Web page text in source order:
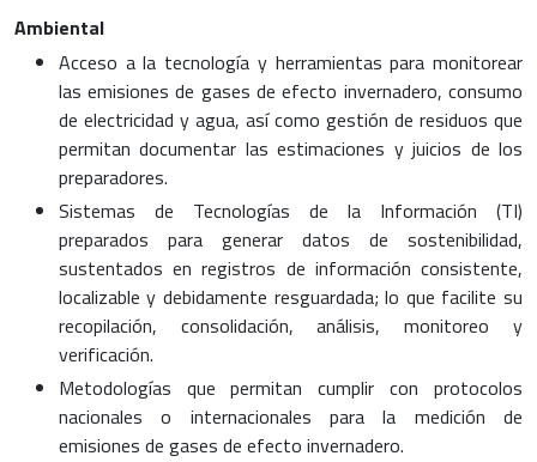
Ambiental
Acceso a la tecnología y herramientas para monitorear
las emisiones de gases de efecto invernadero, consumo
de electricidad y agua, así como gestión de residuos que
permitan documentar las estimaciones y juicios de los
preparadores.
Sistemas de Tecnologías de la Información (TI)
preparados para generar datos de sostenibilidad,
sustentados en registros de información consistente,
localizable y debidamente resguardada; lo que facilite su
recopilación, consolidación, análisis, monitoreo y
verificación.
Metodologías que permitan cumplir con protocolos
nacionales o internacionales para la medición de
emisiones de gases de efecto invernadero.